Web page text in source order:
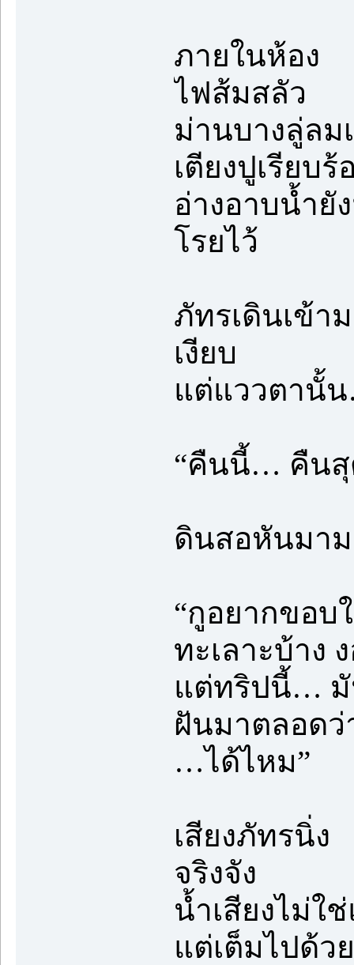
ภายในห้อง
ไฟส้มสลัว
ม่านบางลู่ลม
เตียงปูเรียบร้
อ่างอาบน้ำยั
โรยไว้
ภัทรเดินเข้า
เงียบ
แต่แววตานั้
“คืนนี้… คืนสุ
ดินสอหันมา
“กูอยากขอบ
ทะเลาะบ้าง
แต่ทริปนี้… มั
ฝันมาตลอดว่
…ได้ไหม”
เสียงภัทรนิ่ง
จริงจัง
น้ำเสียงไม่ใ
แต่เต็มไปด้ว